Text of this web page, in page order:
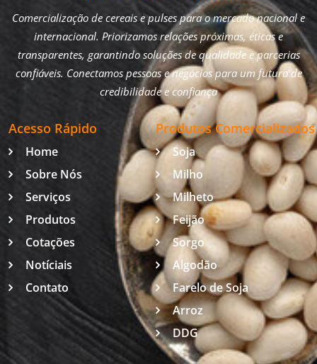
Comercialização de cereais e pulses para o mercado nacional e
internacional. Priorizamos relações próximas, éticas e
transparentes, garantindo soluções de qualidade e parcerias
confiáveis. Conectamos pessoas e negócios para um futuro de
credibilidade e confiança
Acesso Rápido
Home
Sobre Nós
Serviços
Produtos
Cotações
Notíciais
Contato
Produtos Comercializados
Soja
Milho
Milheto
Feijão
Sorgo
Algodão
Farelo de Soja
Arroz
DDG